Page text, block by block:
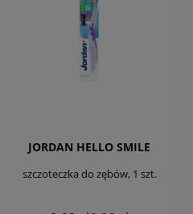
JORDAN HELLO SMILE
szczoteczka do zębów, 1 szt.